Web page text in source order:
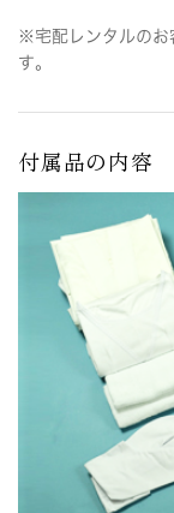
※宅配レンタルのお
す。
付属品の内容